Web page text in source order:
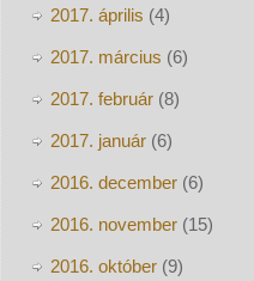
2017. április (4)
2017. március (6)
2017. február(8)
2017. január(6)
2016. december(6)
2016. november(15)
2016. október(9)